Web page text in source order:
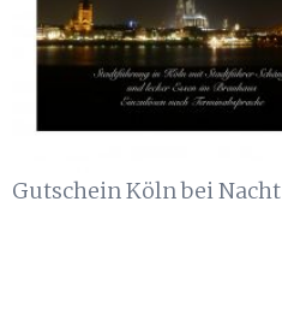
Gutschein Köln bei Nacht